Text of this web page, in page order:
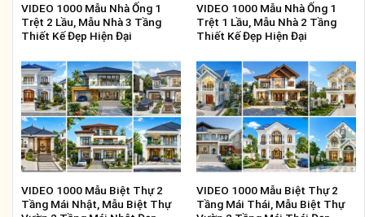
VIDEO 1000 Mẫu Nhà Ống 1
Trệt 2 Lầu, Mẫu Nhà 3 Tầng
Thiết Kế Đẹp Hiện Đại
VIDEO 1000 Mẫu Nhà Ống 1
Trệt 1 Lầu, Mẫu Nhà 2 Tầng
Thiết Kế Đẹp Hiện Đại
VIDEO 1000 Mẫu Biệt Thự 2
Tầng Mái Nhật, Mẫu Biệt Thự
VIDEO 1000 Mẫu Biệt Thự 2
Tầng Mái Thái, Mẫu Biệt Thự